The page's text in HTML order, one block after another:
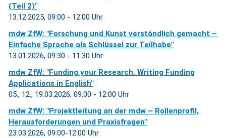
(Teil 2)"
13.12.2025, 09:00 - 12:00 Uhr
mdw ZfW: "Forschung und Kunst verständlich gemacht –
Einfache Sprache als Schlüssel zur Teilhabe"
13.01.2026, 09:30 - 11:30 Uhr
mdw ZfW: "Funding your Research. Writing Funding
Applications in English"
05., 12., 19.03.2026, 09:00 - 12:00 Uhr
mdw ZfW: "Projektleitung an der mdw – Rollenprofil,
Herausforderungen und Praxisfragen"
23.03.2026, 09:00-12:00 Uhr